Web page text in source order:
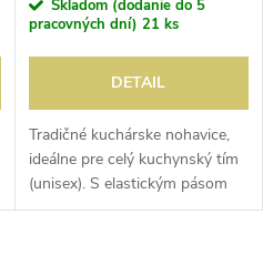
Skladom (dodanie do 5
pracovných dní) 21 ks
DETAIL
Tradičné kuchárske nohavice,
ideálne pre celý kuchynský tím
(unisex). S elastickým pásom
pre pohodlné a dobré nosenie.